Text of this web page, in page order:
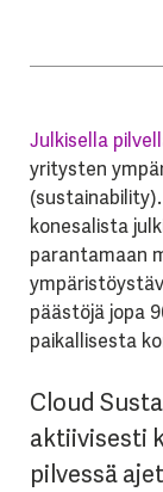
Julkisella
yritysten
konesalista
parantamaan
päästöjä jopa
paikallisesta
Cloud
aktiivisesti
pilvessä